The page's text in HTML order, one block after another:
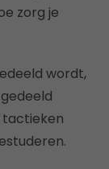
zorg je
wordt,
tactieken